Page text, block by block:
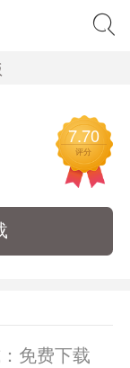
7.70
评分
免费下载